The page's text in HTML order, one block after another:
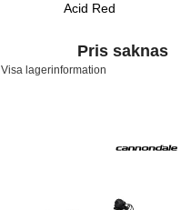
Acid Red
Pris saknas
Visa lagerinformation